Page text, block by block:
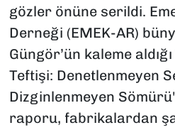
gözler önüne serildi.
Derneği (EMEK-AR)
Güngör’ün kaleme
Teftişi: Denetlenmeyen
Dizginlenmeyen
raporu, fabrikalardan